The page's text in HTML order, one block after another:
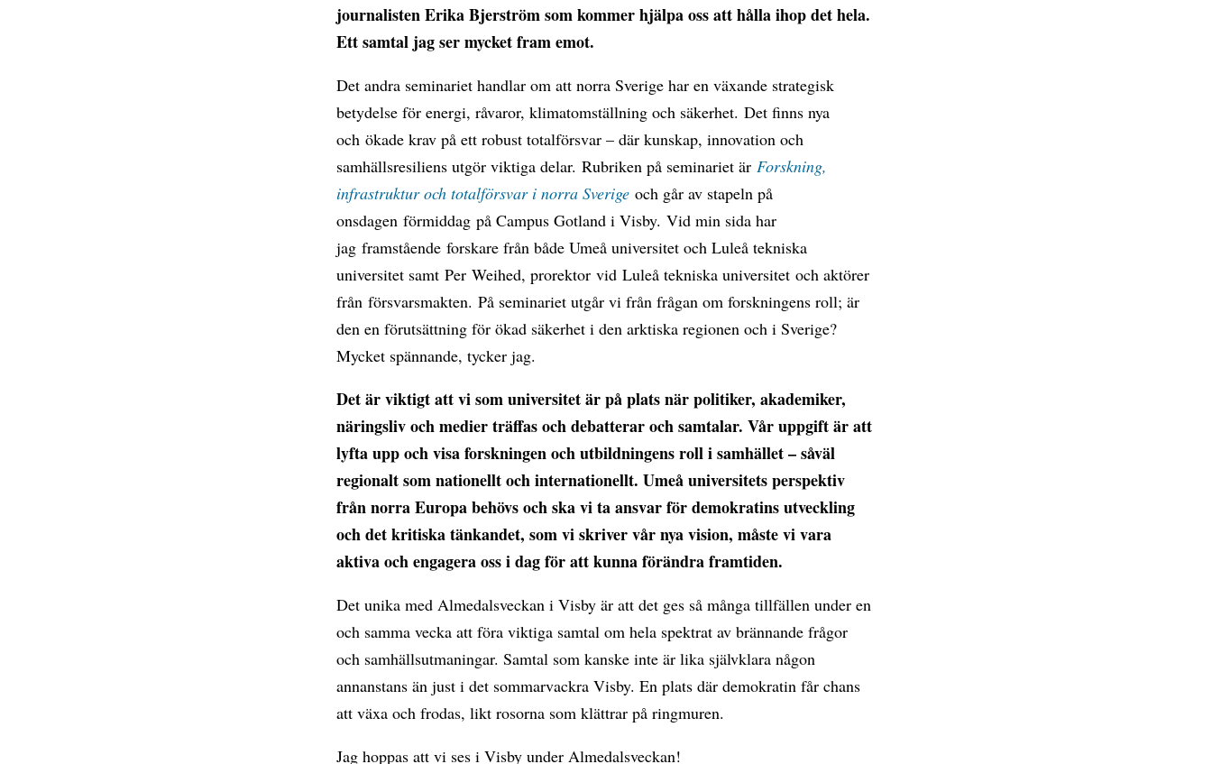
journalisten Erika Bjerström som kommer hjälpa oss att hålla ihop det hela.
Ett samtal jag ser mycket fram emot.
Det andra seminariet handlar om att norra Sverige har en växande strategisk
betydelse för energi, råvaror, klimatomställning och säkerhet. Det finns nya
och ökade krav på ett robust totalförsvar – där kunskap, innovation och
samhällsresiliens utgör viktiga delar. Rubriken på seminariet ärForskning,
infrastruktur och totalförsvar i norra Sverige och går av stapeln på
onsdagen förmiddag på Campus Gotland i Visby. Vid min sida har
jag framstående forskare från både Umeå universitet och Luleå tekniska
universitet samt Per Weihed, prorektor vid Luleå tekniska universitet och aktörer
från försvarsmakten. På seminariet utgår vi från frågan om forskningens roll; är
den en förutsättning för ökad säkerhet i den arktiska regionen och i Sverige?
Mycket spännande, tycker jag.
Det är viktigt att vi som universitet är på plats när politiker, akademiker,
näringsliv och medier träffas och debatterar och samtalar. Vår uppgift är att
lyfta upp och visa forskningen och utbildningens roll i samhället – såväl
regionalt som nationellt och internationellt. Umeå universitets perspektiv
från norra Europa behövs och ska vi ta ansvar för demokratins utveckling
och det kritiska tänkandet, som vi skriver vår nya vision, måste vi vara
aktiva och engagera oss i dag för att kunna förändra framtiden.
Det unika med Almedalsveckan i Visby är att det ges så många tillfällen under en
och samma vecka att föra viktiga samtal om hela spektrat av brännande frågor
och samhällsutmaningar. Samtal som kanske inte är lika självklara någon
annanstans än just i det sommarvackra Visby. En plats där demokratin får chans
att växa och frodas, likt rosorna som klättrar på ringmuren.
Jag hoppas att vi ses i Visby under Almedalsveckan!